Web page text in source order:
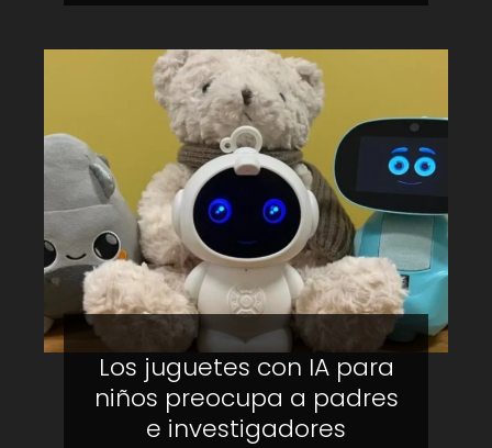
Los juguetes con IA para
niños preocupa a padres
e investigadores